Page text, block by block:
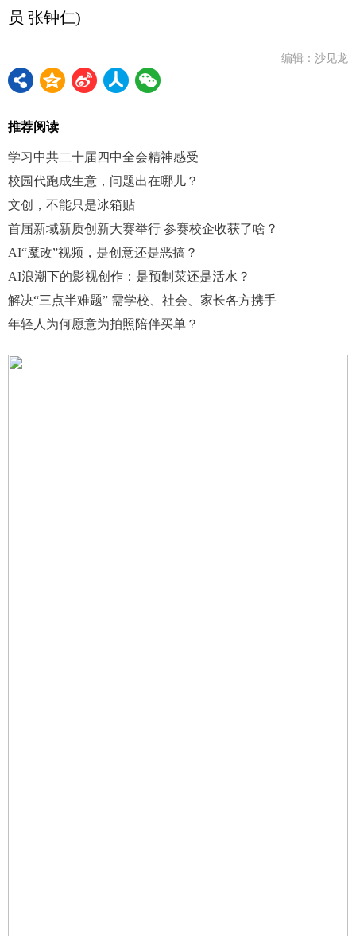
员 张钟仁)
编辑：沙见龙
推荐阅读
学习中共二十届四中全会精神感受
校园代跑成生意，问题出在哪儿？
文创，不能只是冰箱贴
首届新域新质创新大赛举行 参赛校企收获了啥？
AI“魔改”视频，是创意还是恶搞？
AI浪潮下的影视创作：是预制菜还是活水？
解决“三点半难题” 需学校、社会、家长各方携手
年轻人为何愿意为拍照陪伴买单？